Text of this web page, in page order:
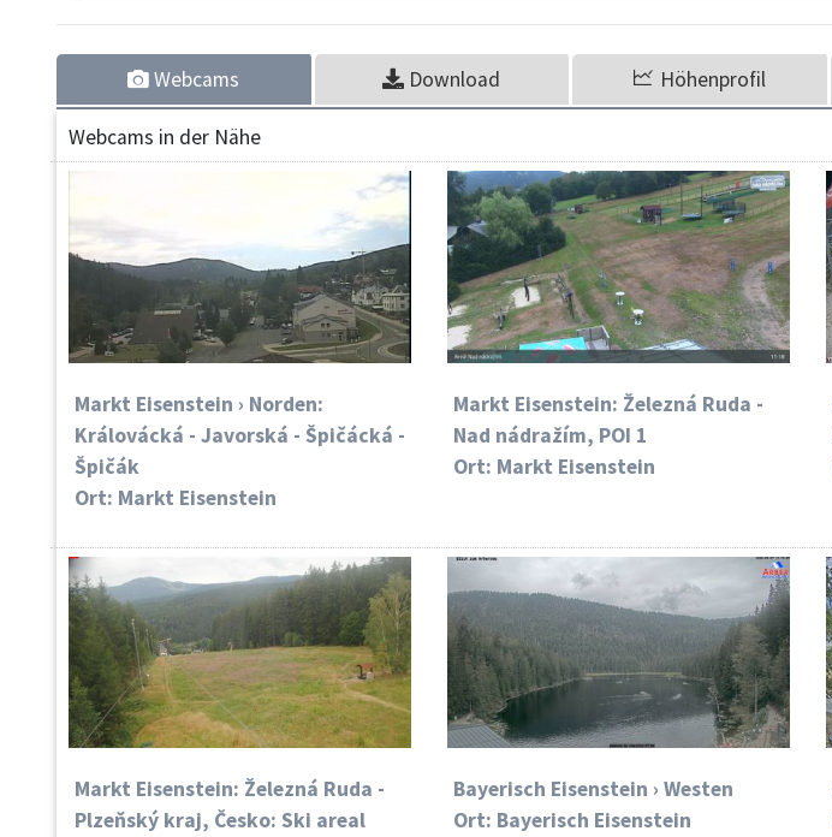
Webcams Download Höhenprofil
Webcams in der Nähe
Markt Eisenstein › Norden:
Královácká - Javorská - Špičácká -
Špičák
Ort: Markt Eisenstein
Markt Eisenstein: Železná Ruda -
Nad nádražím, POI 1
Ort: Markt Eisenstein
Markt Eisenstein: Železná Ruda -
Plzeňský kraj, Česko: Ski areal
Bayerisch Eisenstein › Westen
Ort: Bayerisch Eisenstein